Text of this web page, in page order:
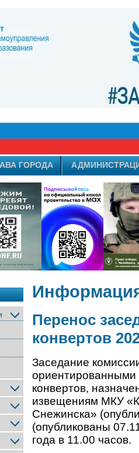
ГОРОДА
Перенос
конвертов
Заседание
ориентированными
конвертов,
извещениям МКУ
Снежинска»
(опубликованы
года в 11.00 часов.